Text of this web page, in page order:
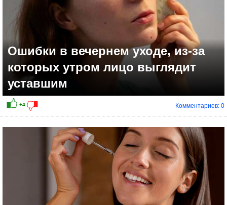
Ошибки в вечернем уходе, из-за
которых утром лицо выглядит
уставшим
Комментариев: 0